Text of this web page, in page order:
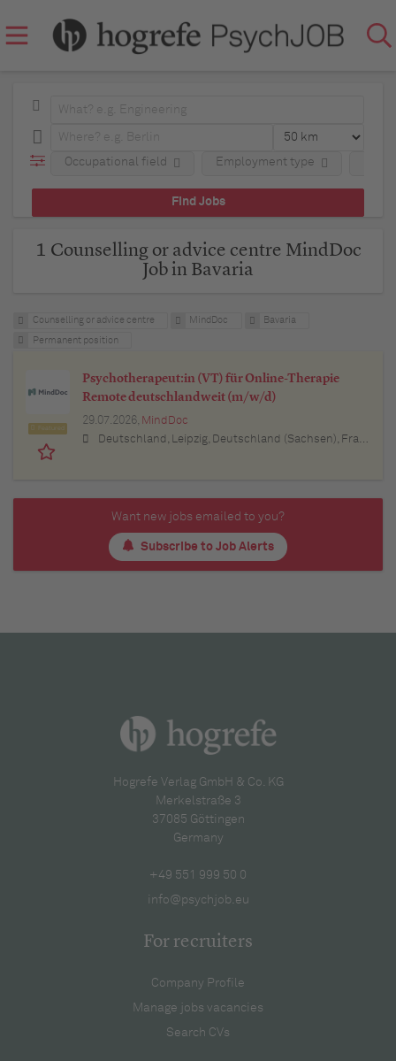
Occupational field Employment type
1 Counselling or advice centre MindDoc
Job in Bavaria
Counselling or advice centre MindDoc Bavaria
Permanent position
Psychotherapeut:in (VT) für Online-Therapie
Remote deutschlandweit (m/w/d)
29.07.2026, MindDoc
Deutschland, Leipzig, Deutschland (Sachsen), Frankfurt am Main, Deutschland (Hessen), Stuttgart, Deutschland (Baden-Württemberg), München, Deutschland (Bayern), Berlin, Deutschland, Hamburg, Deutschland, Nürnberg, Deutschland (Bayern), Thüringen, Deutschland (Thüringen), Essen, Deutschland (Nordrhein-Westfalen), Köln, Deutschland (Nordrhein-Westfalen), Bremen, Deutschland, Lübeck, Deutschland (Schleswig-Holstein), Bonn, Deutschland (Nordrhein-Westfalen), Trier, Deutschland (Rheinland-Pfalz), Dresden, Deutschland (Sachsen), Erfurt, Deutschland (Thüringen), Dortmund, Deutschland (Nordrhein-Westfalen), Bayern, Deutschland (Bayern), Düsseldorf, Deutschland (Nordrhein-Westfalen), Kiel, Deutschland (Schleswig-Holstein), Münster, Deutschland (Nordrhein-Westfalen), Sachsen, Deutschland (Sachsen), Sachsen-Anhalt, Deutschland (Sachsen-Anhalt), Baden-Württemberg, Deutschland, Brandenburg, Deutschland, Bremen, Deutschland, Hamburg, Deutschland, Hessen, Deutschland (Hessen), Mecklenburg-Vorpommern, Deutschland (Mecklenburg-Vorpommern), Niedersachsen, Deutschland (Niedersachsen), Nordrhein-Westfalen, Deutschland (Nordrhein-Westfalen), Rheinland-Pfalz, Deutschland (Rheinland-Pfalz), Saarland, Deutschland, Schleswig-Holstein, Deutschland
Want new jobs emailed to you?
Subscribe to Job Alerts
Hogrefe Verlag GmbH & Co. KG
Merkelstraße 3
37085 Göttingen
Germany
+49 551 999 50 0
info@psychjob.eu
For recruiters
Company Profile
Manage jobs vacancies
Search CVs